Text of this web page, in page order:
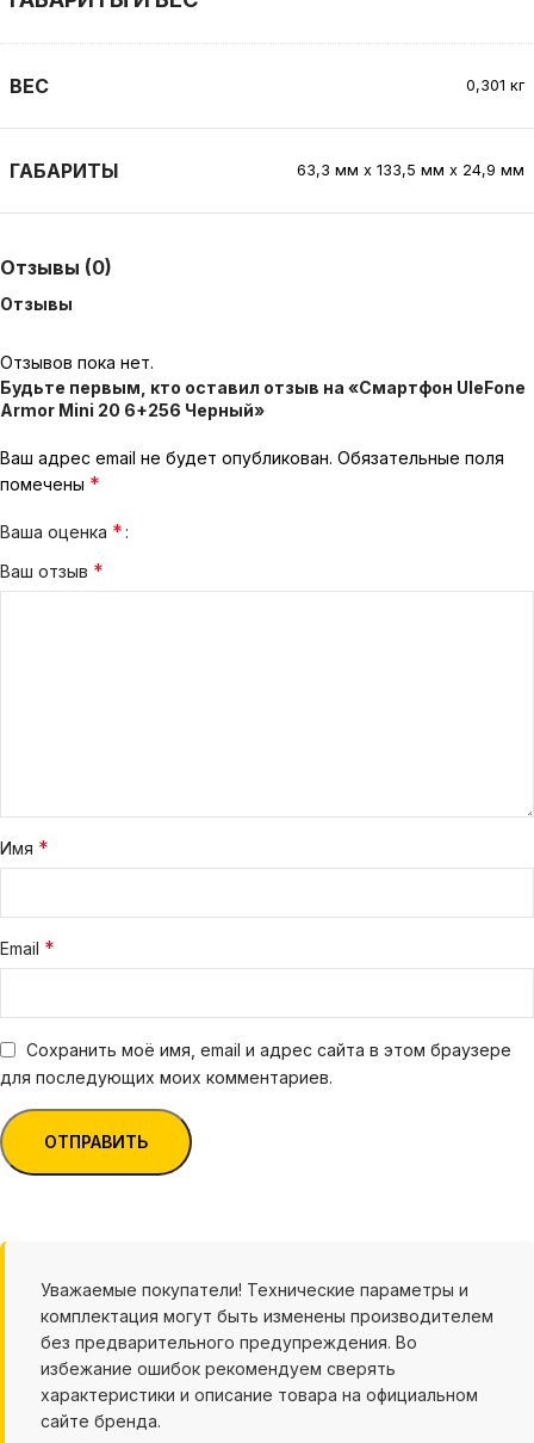
ВЕС 0,301 кг
ГАБАРИТЫ 63,3 мм х 133,5 мм х 24,9 мм
Отзывы (0)
Отзывы
Отзывов пока нет.
Будьте первым, кто оставил отзыв на «Смартфон UleFone
Armor Mini 20 6+256 Черный»
Ваш адрес email не будет опубликован. Обязательные поля
помечены *
Ваша оценка *
Ваш отзыв *
Имя *
Email *
Сохранить моё имя, email и адрес сайта в этом браузере
для последующих моих комментариев.
Уважаемые покупатели! Технические параметры и
комплектация могут быть изменены производителем
без предварительного предупреждения. Во
избежание ошибок рекомендуем сверять
характеристики и описание товара на официальном
сайте бренда.